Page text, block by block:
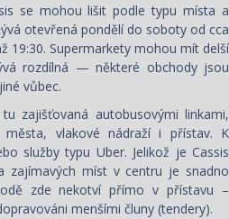
se mohou lišit podle typu místa a
otevřená pondělí do soboty od cca
19:30. Supermarkety mohou mít delší
rozdílná — některé obchody jsou
vůbec.
zajišťovaná autobusovými linkami,
vlakové nádraží i přístav. K
služby typu Uber. Jelikož je Cassis
zajímavých míst v centru je snadno
zde nekotví přímo v přístavu –
menšími čluny (tendery).